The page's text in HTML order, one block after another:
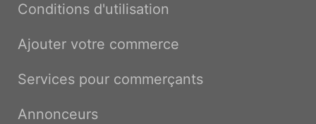
Conditions d'utilisation
Ajouter votre commerce
Services pour commerçants
Annonceurs